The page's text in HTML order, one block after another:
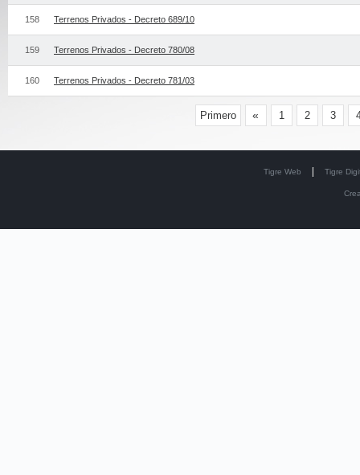
158 Terrenos Privados - Decreto 689/10
159 Terrenos Privados - Decreto 780/08
160 Terrenos Privados - Decreto 781/03
Primero « 1 2 3
Tigre Web Tigre